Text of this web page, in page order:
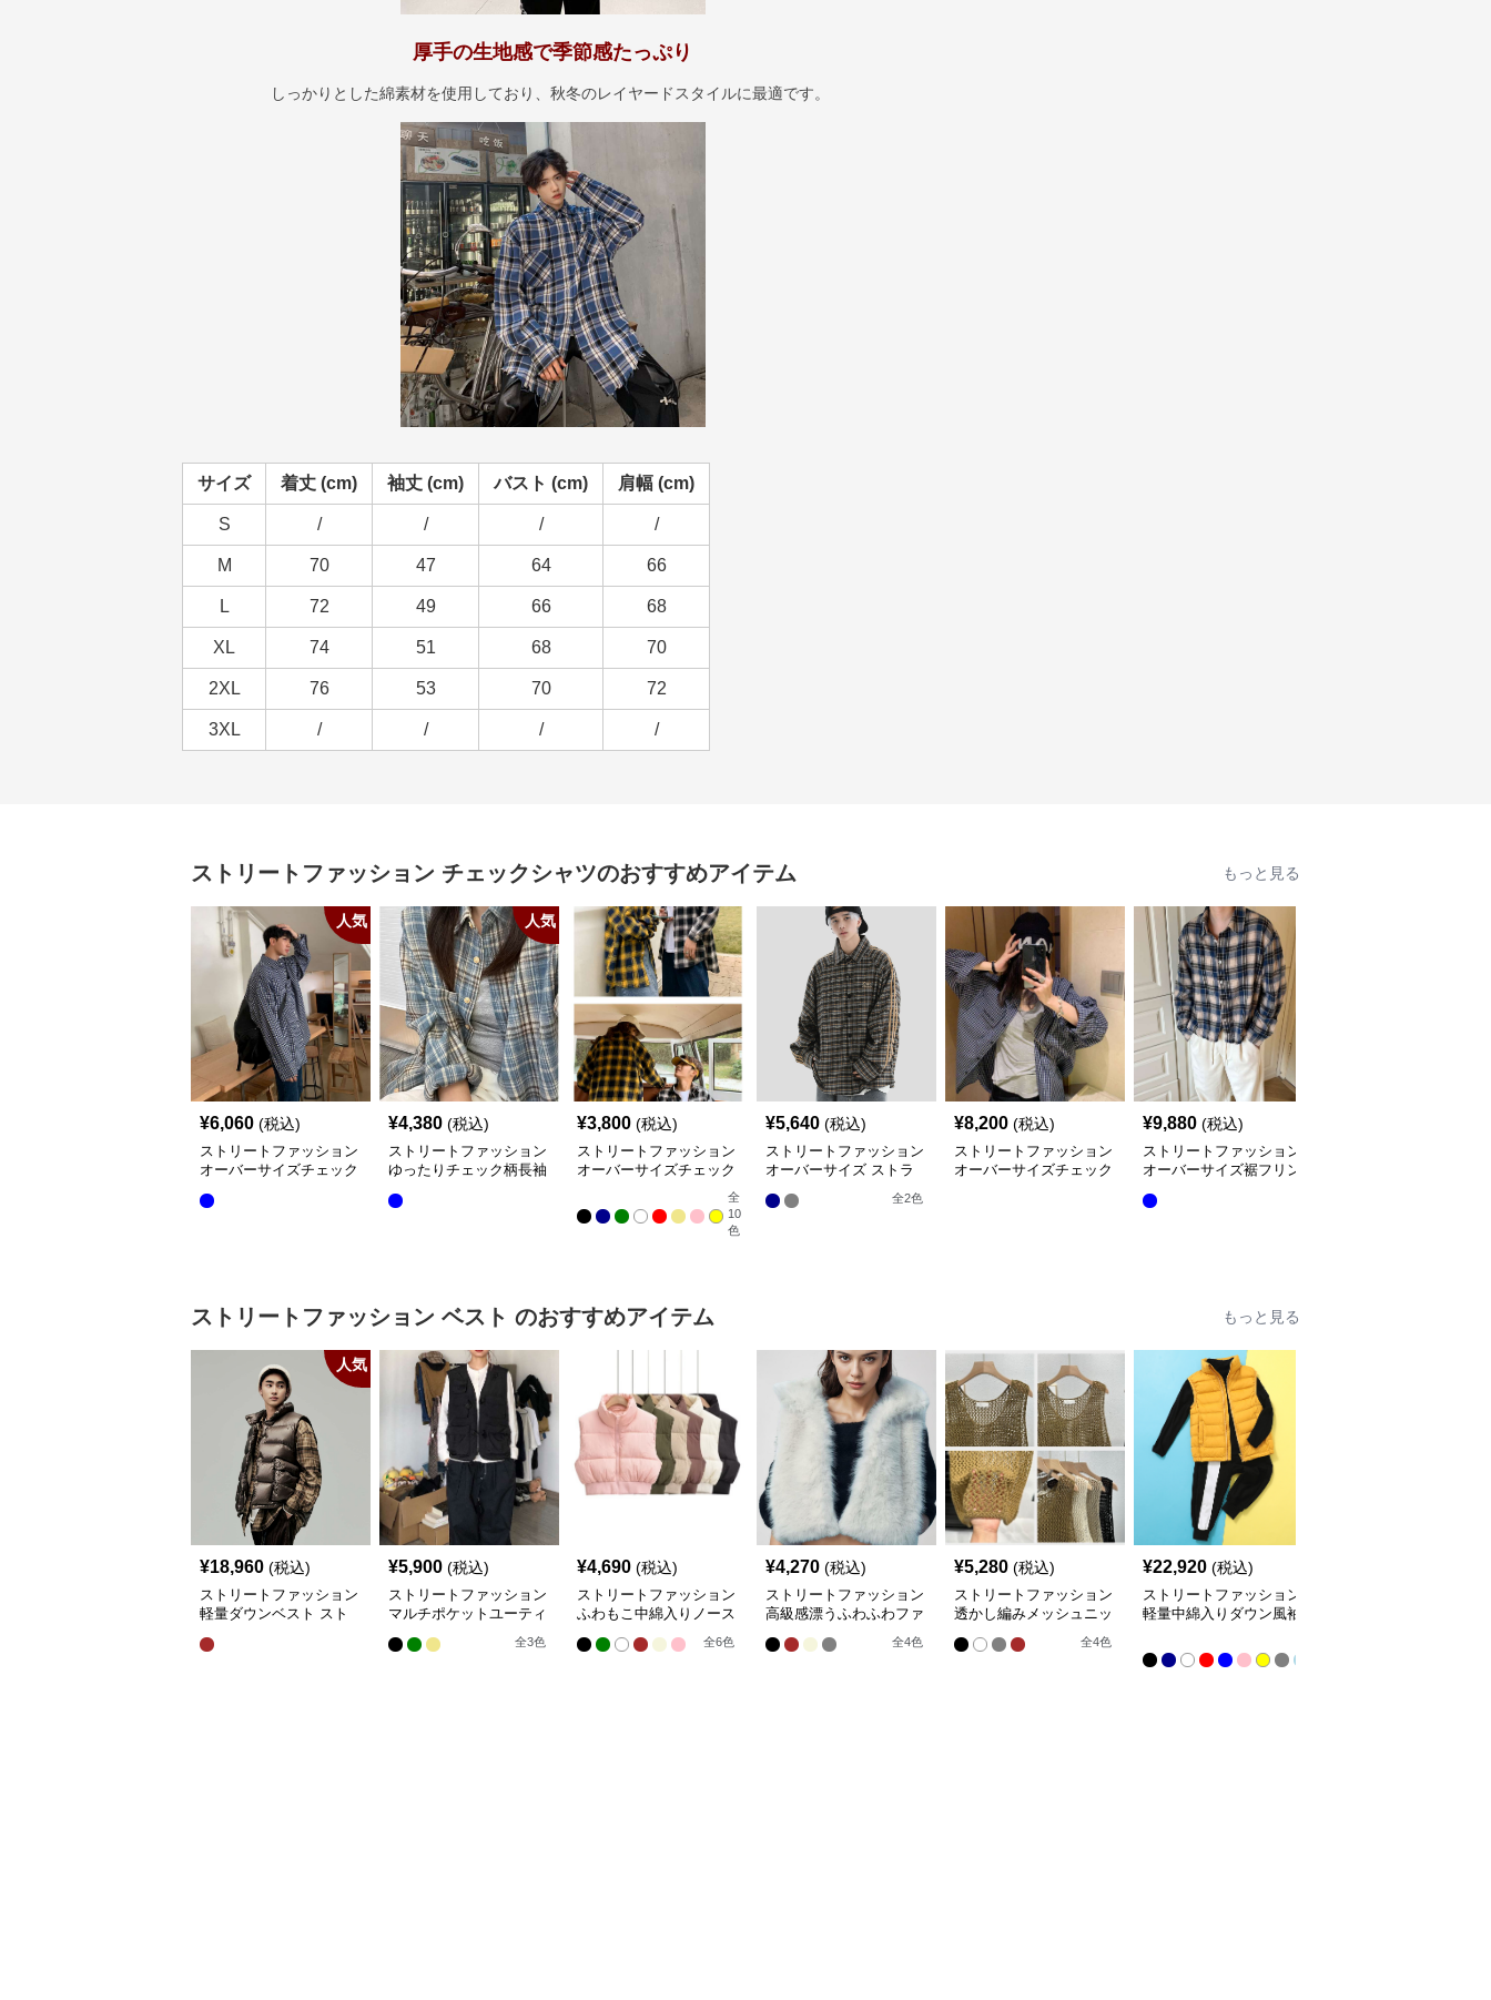
厚手の生地感で季節感たっぷり
しっかりとした綿素材を使用しており、秋冬のレイヤードスタイルに最適です。
サイズ 着丈 (cm) 袖丈 (cm) バスト (cm) 肩幅 (cm)
S / / / /
M 70 47 64 66
L 72 49 66 68
XL 74 51 68 70
2XL 76 53 70 72
3XL / / / /
ストリートファッション チェックシャツのおすすめアイテム もっと見る
人気
¥6,060 (税込)
ストリートファッション
オーバーサイズチェック
人気
¥4,380 (税込)
ストリートファッション
ゆったりチェック柄長袖
¥3,800 (税込)
ストリートファッション
オーバーサイズチェック
全
10
色
¥5,640 (税込)
ストリートファッション
オーバーサイズ ストラ
イプ柄 チェックシャツ
全2色
¥8,200 (税込)
ストリートファッション
オーバーサイズチェック
¥9,880 (税込)
ストリートファッション
オーバーサイズ裾フリン
ストリートファッション ベスト のおすすめアイテム もっと見る
人気
¥18,960 (税込)
ストリートファッション
軽量ダウンベスト スト
ツレイヤード
¥5,900 (税込)
ストリートファッション
マルチポケットユーティ
全3色
¥4,690 (税込)
ストリートファッション
ふわもこ中綿入りノース
リーブショート丈羽織り
ベスト
全6色
¥4,270 (税込)
ストリートファッション
高級感漂うふわふわファ
ー付きノースリーブベス
ト
全4色
¥5,280 (税込)
ストリートファッション
透かし編みメッシュニッ
全4色
¥22,920 (税込)
ストリートファッション
軽量中綿入りダウン風袖